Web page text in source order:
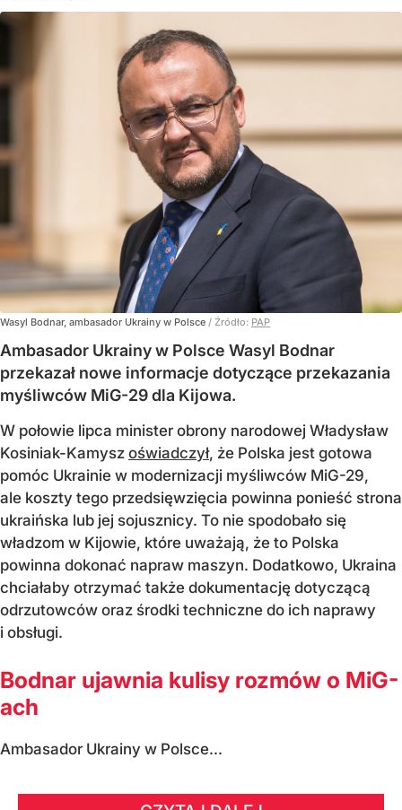
Wasyl Bodnar, ambasador Ukrainy w Polsce / Źródło: PAP
Ambasador Ukrainy w Polsce Wasyl Bodnar
przekazał nowe informacje dotyczące przekazania
myśliwców MiG-29 dla Kijowa.
W połowie lipca minister obrony narodowej Władysław
Kosiniak-Kamysz oświadczył, że Polska jest gotowa
pomóc Ukrainie w modernizacji myśliwców MiG-29,
ale koszty tego przedsięwzięcia powinna ponieść strona
ukraińska lub jej sojusznicy. To nie spodobało się
władzom w Kijowie, które uważają, że to Polska
powinna dokonać napraw maszyn. Dodatkowo, Ukraina
chciałaby otrzymać także dokumentację dotyczącą
odrzutowców oraz środki techniczne do ich naprawy
i obsługi.
Bodnar ujawnia kulisy rozmów o MiG-
ach
Ambasador Ukrainy w Polsce...